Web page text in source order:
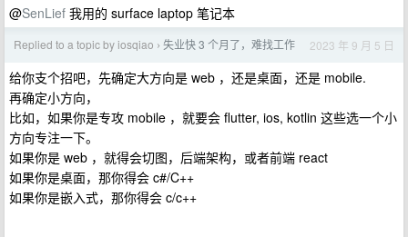
@SenLief 我用的 surface laptop 笔记本
Replied to a topic by iosqiao › 失业快 3 个月了，难找工作 2023 年 9 月 5 日
给你支个招吧，先确定大方向是 web ，还是桌面，还是 mobile.
再确定小方向，
比如，如果你是专攻 mobile ，就要会 flutter, ios, kotlin 这些选一个小
方向专注一下。
如果你是 web ，就得会切图，后端架构，或者前端 react
如果你是桌面，那你得会 c#/C++
如果你是嵌入式，那你得会 c/c++